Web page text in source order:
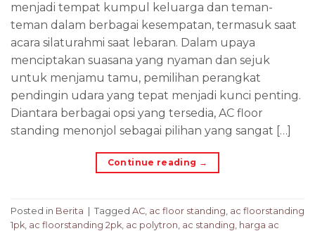
menjadi tempat kumpul keluarga dan teman-
teman dalam berbagai kesempatan, termasuk saat
acara silaturahmi saat lebaran. Dalam upaya
menciptakan suasana yang nyaman dan sejuk
untuk menjamu tamu, pemilihan perangkat
pendingin udara yang tepat menjadi kunci penting.
Diantara berbagai opsi yang tersedia, AC floor
standing menonjol sebagai pilihan yang sangat […]
Continue reading →
Posted in Berita Tagged AC ac floor standing ac floorstanding
1pk ac floorstanding 2pk ac polytron ac standing harga ac